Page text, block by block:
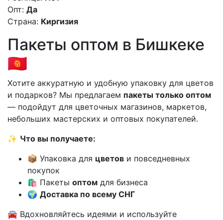
Опт: Да
Страна: Киргизия
Пакеты оптом в Бишкеке
🇰🇬
Хотите аккуратную и удобную упаковку для цветов
и подарков? Мы предлагаем пакеты только оптом
— подойдут для цветочных магазинов, маркетов,
небольших мастерских и оптовых покупателей.
✨ Что вы получаете:
📦 Упаковка для цветов и повседневных
покупок
🛍️ Пакеты оптом для бизнеса
🌍 Доставка по всему СНГ
🚘 Вдохновляйтесь идеями и используйте